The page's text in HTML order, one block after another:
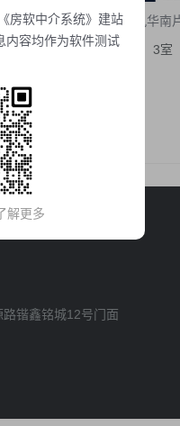
九华经济开发区
九华南
低楼层(共18层)
3室
视频
锴鑫铭城12号门面
房软中介系统》建站
内容均作为软件测试
解更多